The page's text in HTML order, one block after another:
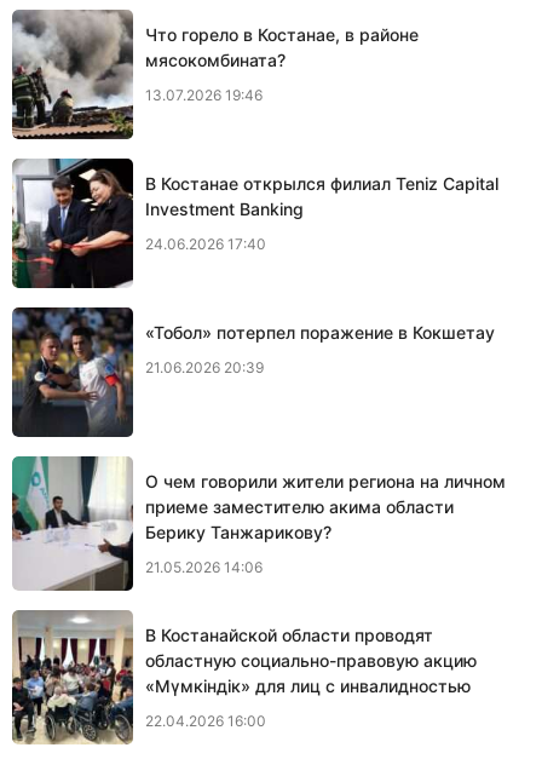
Что горело в Костанае, в районе
мясокомбината?
13.07.2026 19:46
В Костанае открылся филиал Teniz Capital
Investment Banking
24.06.2026 17:40
«Тобол» потерпел поражение в Кокшетау
21.06.2026 20:39
О чем говорили жители региона на личном
приеме заместителю акима области
Берику Танжарикову?
21.05.2026 14:06
В Костанайской области проводят
областную социально-правовую акцию
«Мүмкіндік» для лиц с инвалидностью
22.04.2026 16:00